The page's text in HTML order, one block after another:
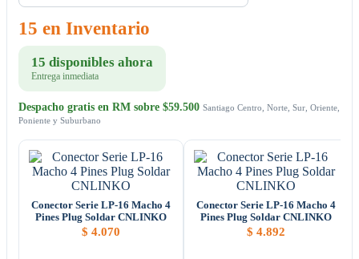
15 en Inventario
15 disponibles ahora
Entrega inmediata
Despacho gratis en RM sobre $59.500 Santiago Centro, Norte, Sur, Oriente,
Poniente y Suburbano
Conector Serie LP-16 Macho 4
Pines Plug Soldar CNLINKO
$ 4.070
Conector Serie LP-16 Macho 4
Pines Plug Soldar CNLINKO
$ 4.892